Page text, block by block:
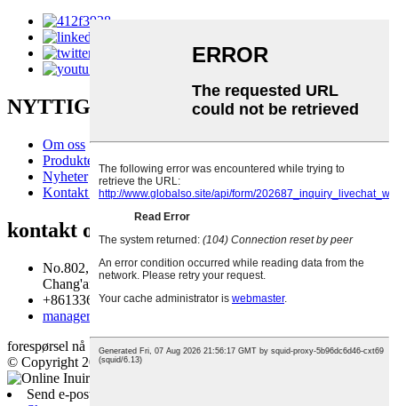
NYTTIGE LENKER
Om oss
Produkter
Nyheter
Kontakt oss
kontakt oss
No.802, enhet 2, bygning 11, fase 2, Aobei-Gongyuan,
Chang'an-distriktet, Shijiazhuang, Hebei, Kina
+8613363860176, +8613223455645
manager@qqglassltd.com
forespørsel nå
© Copyright 20192020: Med enerett.
Send e-post